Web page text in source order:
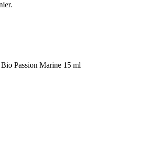
Passion Marine 15 ml